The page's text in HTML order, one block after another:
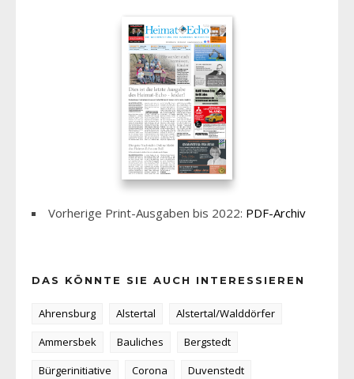
Vorherige Print-Ausgaben bis 2022: PDF-Archiv
DAS KÖNNTE SIE AUCH INTERESSIEREN
Ahrensburg Alstertal
Alstertal/Walddörfer
Ammersbek
Bauliches
Bergstedt
Bürgerinitiative
Corona
Duvenstedt